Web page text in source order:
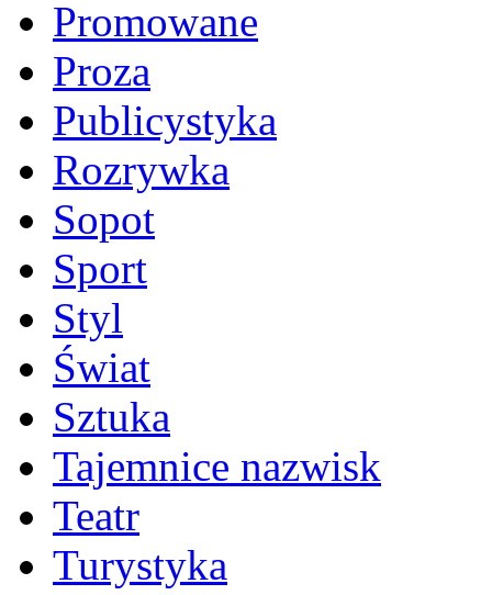
Promowane
Proza
Publicystyka
Rozrywka
Sopot
Sport
Styl
Świat
Sztuka
Tajemnice nazwisk
Teatr
Turystyka